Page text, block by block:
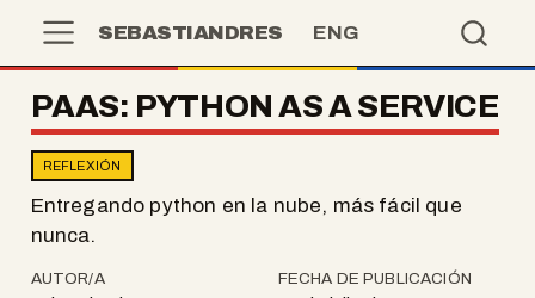
SEBASTIANDRES ENG
PAAS: PYTHON AS A SERVICE
REFLEXIÓN
Entregando python en la nube, más fácil que
nunca.
AUTOR/A FECHA DE PUBLICACIÓN